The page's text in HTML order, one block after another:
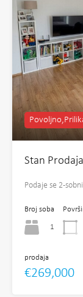
Stan
Podaje se 2-
Broj soba
1
prodaja
€269,000